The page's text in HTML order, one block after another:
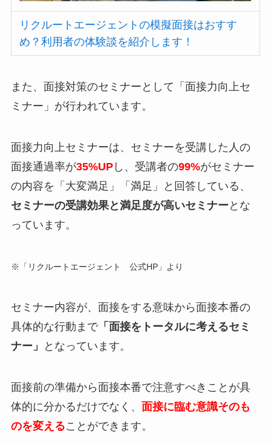
リクルートエージェントの模擬面接はおすす
め？利用者の体験談を紹介します！
また、面接対策のセミナーとして 「面接力向上セ
ミナー」 が行われています。
面接力向上セミナーは、セミナーを受講した人の
面接通過率が35%UPし、受講者の99%がセミナー
の内容を「大変満足」「満足」と回答している、
セミナーの受講効果と満足度が高いセミナー とな
っています。
※「リクルートエージェント 公式HP」より
セミナー内容が、面接をする意味から面接本番の
具体的な行動まで「面接をトータルに考えるセミ
ナー」
となっています。
面接前の準備から面接本番で注意すべきことが具
体的に分かるだけでなく、 面接に臨む意識そのも
のを変えることができます。